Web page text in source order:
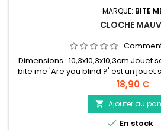
MARQUE: BITE
CLOCHE
Dimensions : 10,3x10,3x10,3cm Jouet
bite me 'Are you blind ?' est un jouet
caoutchouc naturel. La forme
et masse les gencives. Si vous
stimulé par le son de la clochette qui
la boule en caoutchouc. Le
Prix
18,90 €
 Ajouter au
 En stock